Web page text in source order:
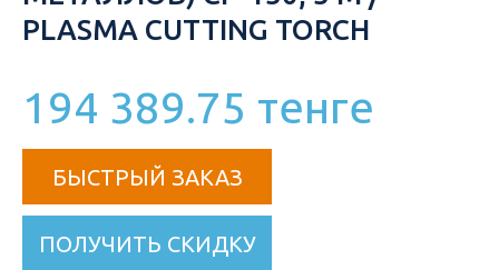
PLASMA CUTTING TORCH
194 389.75 тенге
БЫСТРЫЙ ЗАКАЗ
ПОЛУЧИТЬ СКИДКУ